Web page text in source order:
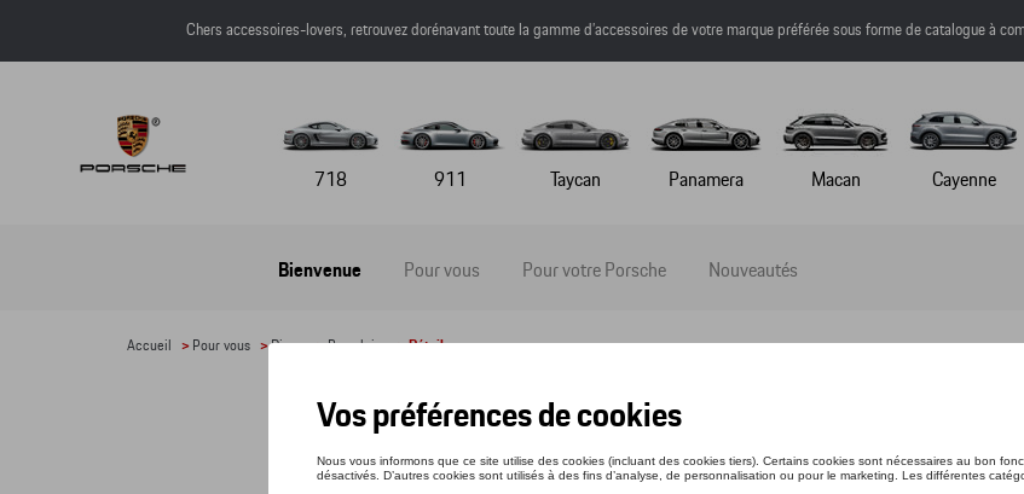
Chers accessoires-lovers, retrouvez dorénavant toute la gamme d’accessoires de votre marque préférée sous forme de catalogue à
718 911 Taycan Panamera Macan Cayenne
Bienvenue Pour vous Pour votre Porsche Nouveautés
Accueil > Pour vous >Divers >Parapluies > Détail
PARAPLUIE XL – MARTINI RACING
Référence: WAP0505700J